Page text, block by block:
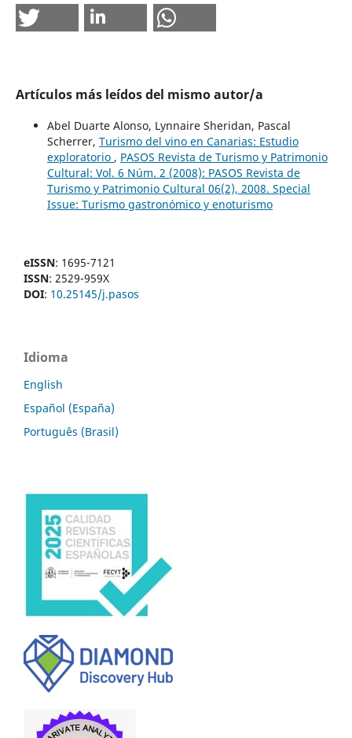
Artículos más leídos del mismo autor/a
Abel Duarte Alonso, Lynnaire Sheridan, Pascal
Scherrer, Turismo del vino en Canarias: Estudio
exploratorio , PASOS Revista de Turismo y Patrimonio
Cultural: Vol. 6 Núm. 2 (2008): PASOS Revista de
Turismo y Patrimonio Cultural 06(2), 2008. Special
Issue: Turismo gastronómico y enoturismo
eISSN: 1695-7121
ISSN: 2529-959X
DOI: 10.25145/j.pasos
Idioma
English
Español (España)
Português (Brasil)